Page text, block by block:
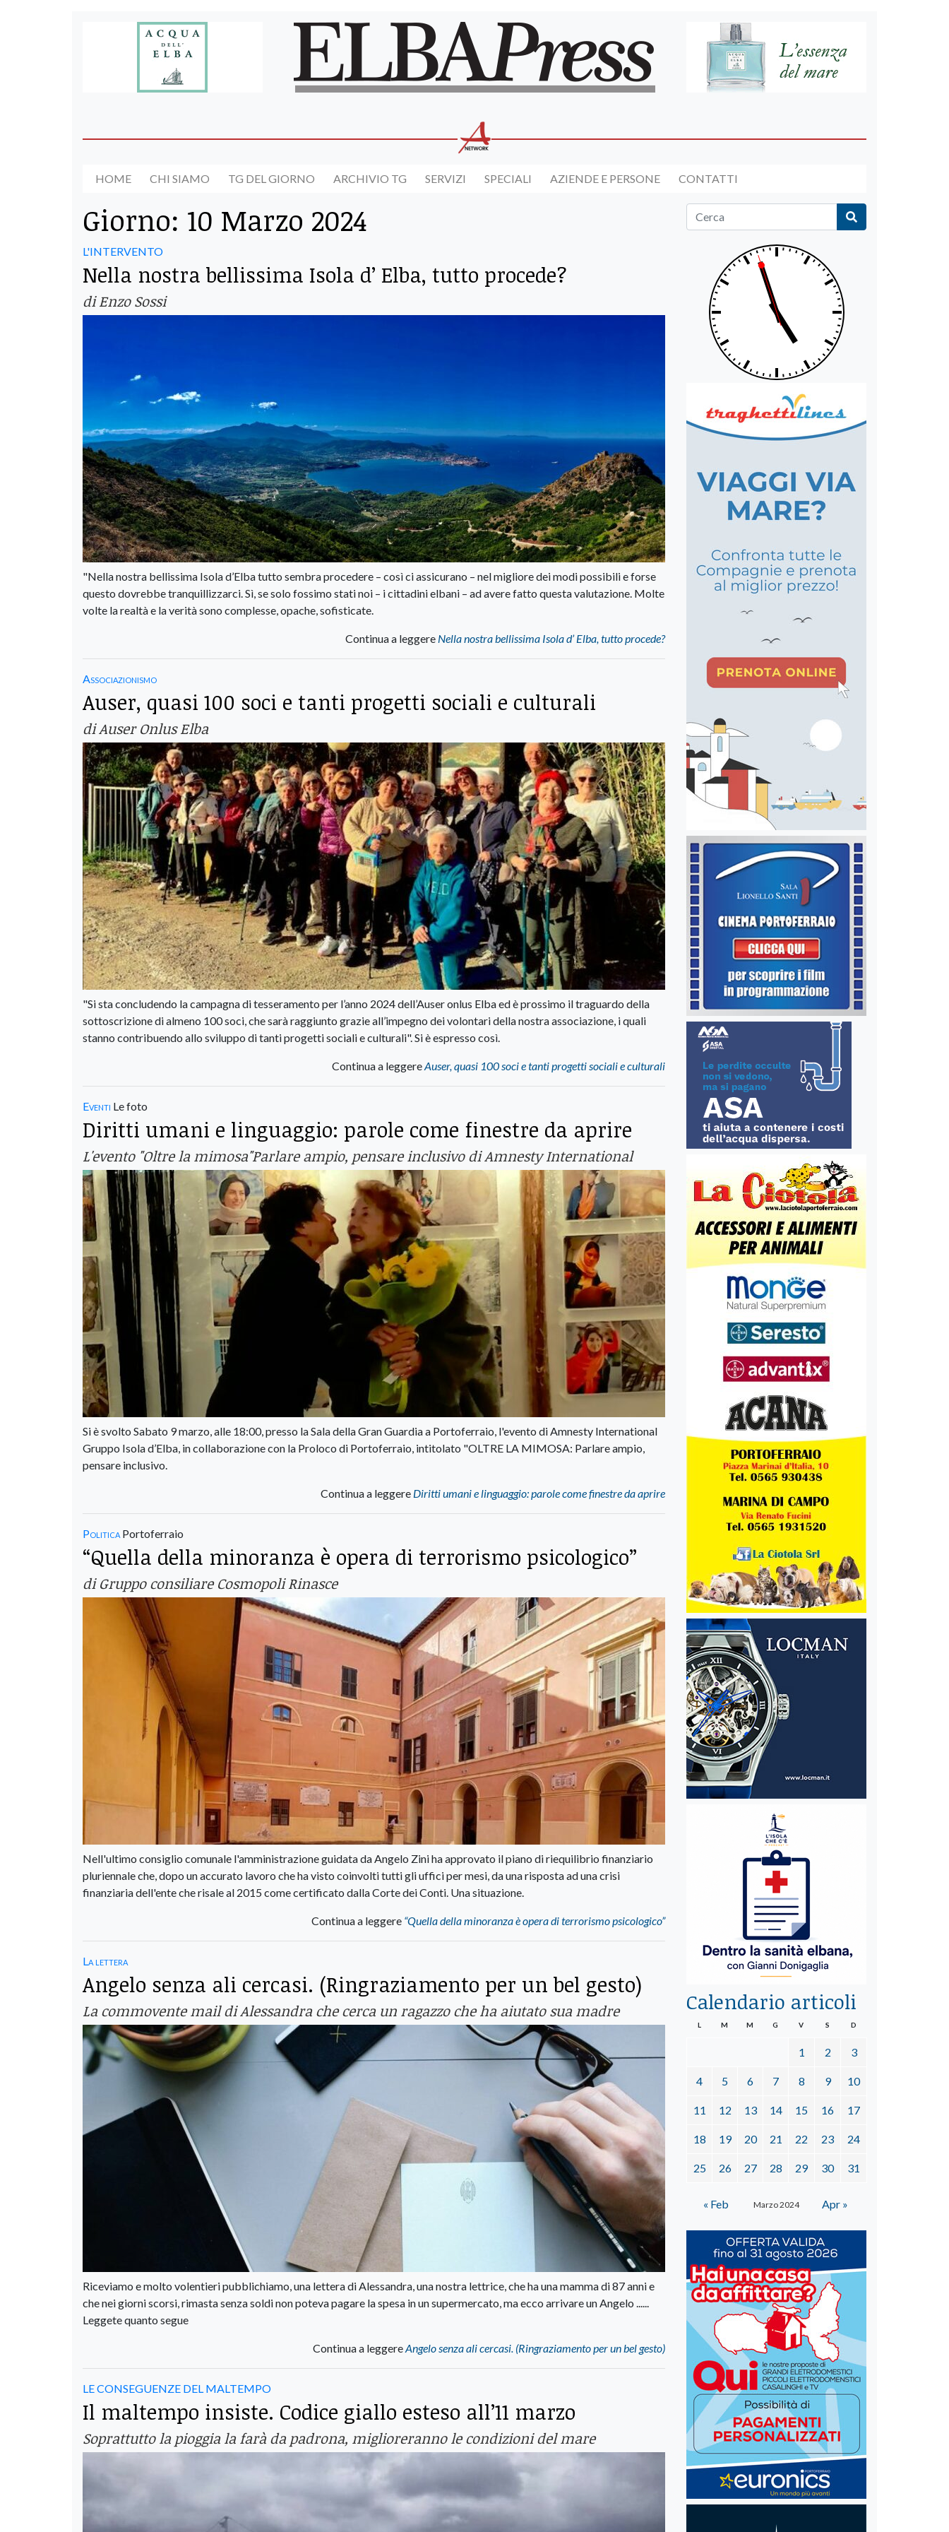
HOME CHI SIAMO TG DEL GIORNO ARCHIVIO TG SERVIZI SPECIALI AZIENDE E PERSONE CONTATTI
Giorno: 10 Marzo 2024
L'INTERVENTO
Nella nostra bellissima Isola d’ Elba, tutto procede?
di Enzo Sossi
"Nella nostra bellissima Isola d’Elba tutto sembra procedere – così ci assicurano – nel migliore dei modi possibili e forse
questo dovrebbe tranquillizzarci. Sì, se solo fossimo stati noi – i cittadini elbani – ad avere fatto questa valutazione. Molte
volte la realtà e la verità sono complesse, opache, sofisticate.
Continua a leggere Nella nostra bellissima Isola d’ Elba, tutto procede?
Associazionismo
Auser, quasi 100 soci e tanti progetti sociali e culturali
di Auser Onlus Elba
"Si sta concludendo la campagna di tesseramento per l’anno 2024 dell’Auser onlus Elba ed è prossimo il traguardo della
sottoscrizione di almeno 100 soci, che sarà raggiunto grazie all’impegno dei volontari della nostra associazione, i quali
stanno contribuendo allo sviluppo di tanti progetti sociali e culturali". Si è espresso così.
Continua a leggereAuser, quasi 100 soci e tanti progetti sociali e culturali
Eventi Le foto
Diritti umani e linguaggio: parole come finestre da aprire
L'evento "Oltre la mimosa"Parlare ampio, pensare inclusivo di Amnesty International
Si è svolto Sabato 9 marzo, alle 18:00, presso la Sala della Gran Guardia a Portoferraio, l'evento di Amnesty International
Gruppo Isola d’Elba, in collaborazione con la Proloco di Portoferraio, intitolato "OLTRE LA MIMOSA: Parlare ampio,
pensare inclusivo.
Continua a leggere Diritti umani e linguaggio: parole come finestre da aprire
Politica Portoferraio
“Quella della minoranza è opera di terrorismo psicologico”
di Gruppo consiliare Cosmopoli Rinasce
Nell'ultimo consiglio comunale l'amministrazione guidata da Angelo Zini ha approvato il piano di riequilibrio finanziario
pluriennale che, dopo un accurato lavoro che ha visto coinvolti tutti gli uffici per mesi, da una risposta ad una crisi
finanziaria dell'ente che risale al 2015 come certificato dalla Corte dei Conti. Una situazione.
Continua a leggere “Quella della minoranza è opera di terrorismo psicologico”
La lettera
Angelo senza ali cercasi. (Ringraziamento per un bel gesto)
La commovente mail di Alessandra che cerca un ragazzo che ha aiutato sua madre
Riceviamo e molto volentieri pubblichiamo, una lettera di Alessandra, una nostra lettrice, che ha una mamma di 87 anni e
che nei giorni scorsi, rimasta senza soldi non poteva pagare la spesa in un supermercato, ma ecco arrivare un Angelo ......
Leggete quanto segue
Continua a leggereAngelo senza ali cercasi. (Ringraziamento per un bel gesto)
LE CONSEGUENZE DEL MALTEMPO
Il maltempo insiste. Codice giallo esteso all’11 marzo
Soprattutto la pioggia la farà da padrona, miglioreranno le condizioni del mare
Calendario articoli
Marzo 2024
L M M G V S D
1 2 3
4 5 6 7 8 9 10
11 12 13 14 15 16 17
18 19 20 21 22 23 24
25 26 27 28 29 30 31
« Feb Apr »